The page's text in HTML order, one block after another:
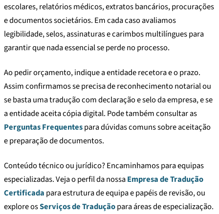
escolares, relatórios médicos, extratos bancários, procurações
e documentos societários. Em cada caso avaliamos
legibilidade, selos, assinaturas e carimbos multilíngues para
garantir que nada essencial se perde no processo.
Ao pedir orçamento, indique a entidade recetora e o prazo.
Assim confirmamos se precisa de reconhecimento notarial ou
se basta uma tradução com declaração e selo da empresa, e se
a entidade aceita cópia digital. Pode também consultar as
Perguntas Frequentespara dúvidas comuns sobre aceitação
e preparação de documentos.
Conteúdo técnico ou jurídico? Encaminhamos para equipas
especializadas. Veja o perfil da nossaEmpresa de Tradução
Certificada para estrutura de equipa e papéis de revisão, ou
explore osServiços de Traduçãopara áreas de especialização.